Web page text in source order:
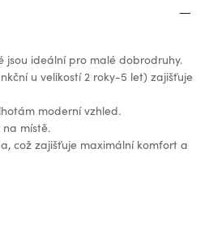
jsou ideální pro malé dobrodruhy.
u velikostí 2 roky-5 let) zajišťuje
moderní vzhled.
místě.
což zajišťuje maximální komfort a